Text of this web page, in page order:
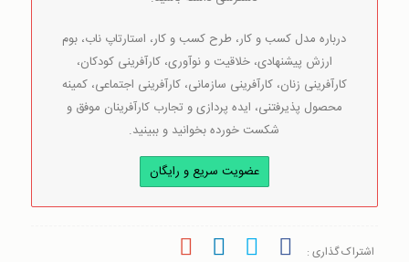
درباره مدل کسب و کار، طرح کسب و کار، استارتاپ ناب، بوم
ارزش پیشنهادی، خلاقیت و نوآوری، کارآفرینی کودکان،
کارآفرینی زنان، کارآفرینی سازمانی، کارآفرینی اجتماعی، کمینه
محصول پذیرفتنی، ایده پردازی و تجارب کارآفرینان موفق و
شکست خورده بخوانید و ببینید.
عضویت سریع و رایگان
اشتراک گذاری :